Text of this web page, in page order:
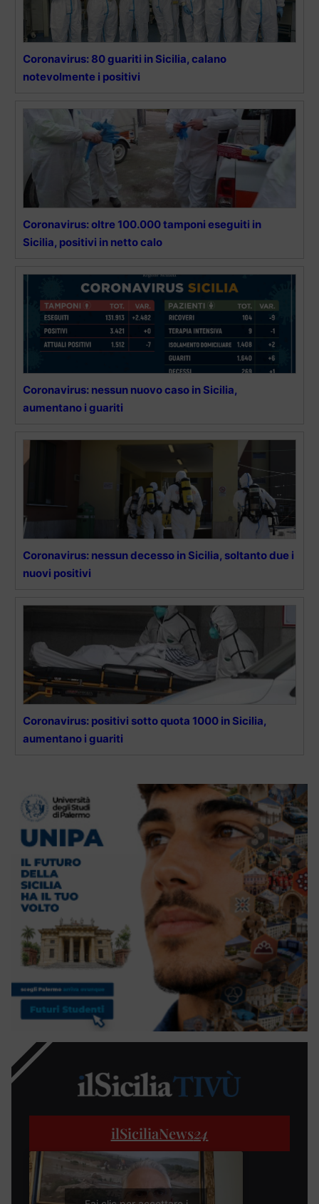
Coronavirus: 80 guariti in Sicilia, calano
notevolmente i positivi
Coronavirus: oltre 100.000 tamponi eseguiti in
Sicilia, positivi in netto calo
Coronavirus: nessun nuovo caso in Sicilia,
aumentano i guariti
Coronavirus: nessun decesso in Sicilia, soltanto due i
nuovi positivi
Coronavirus: positivi sotto quota 1000 in Sicilia,
aumentano i guariti
ilSiciliaNews24